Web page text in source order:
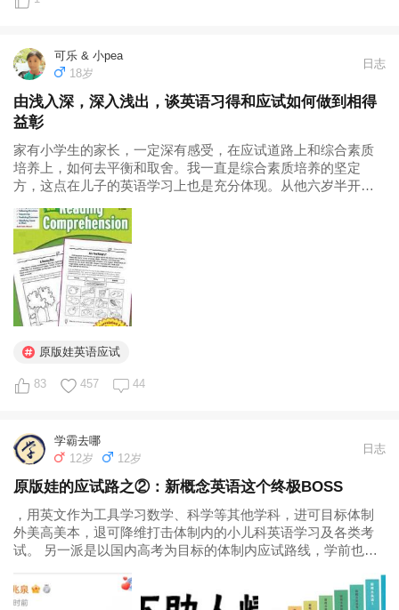
可乐 & 小pea
18岁
日志
由浅入深，深入浅出，谈英语习得和应试如何做到相得
益彰
家有小学生的家长，一定深有感受，在应试道路上和综合素质
培养上，如何去平衡和取舍。我一直是综合素质培养的坚定
方，这点在儿子的英语学习上也是充分体现。从他六岁半开始
的概念，网络上不乏各种方法论和实践成功案例给予众多家庭
指引，在我身边已然有...
原版娃英语应试
83 457 44
学霸去哪
12岁
12岁
日志
原版娃的应试路之②：新概念英语这个终极BOSS
，用英文作为工具学习数学、科学等其他学科，进可目标体制
外美高美本，退可降维打击体制内的小儿科英语学习及各类考
试。 另一派是以国内高考为目标的体制内应试路线，学前也是
语法、学做题。目标明确，精准打击，以中国人最擅长的语法
学习模式，把英文学成高考中的提...